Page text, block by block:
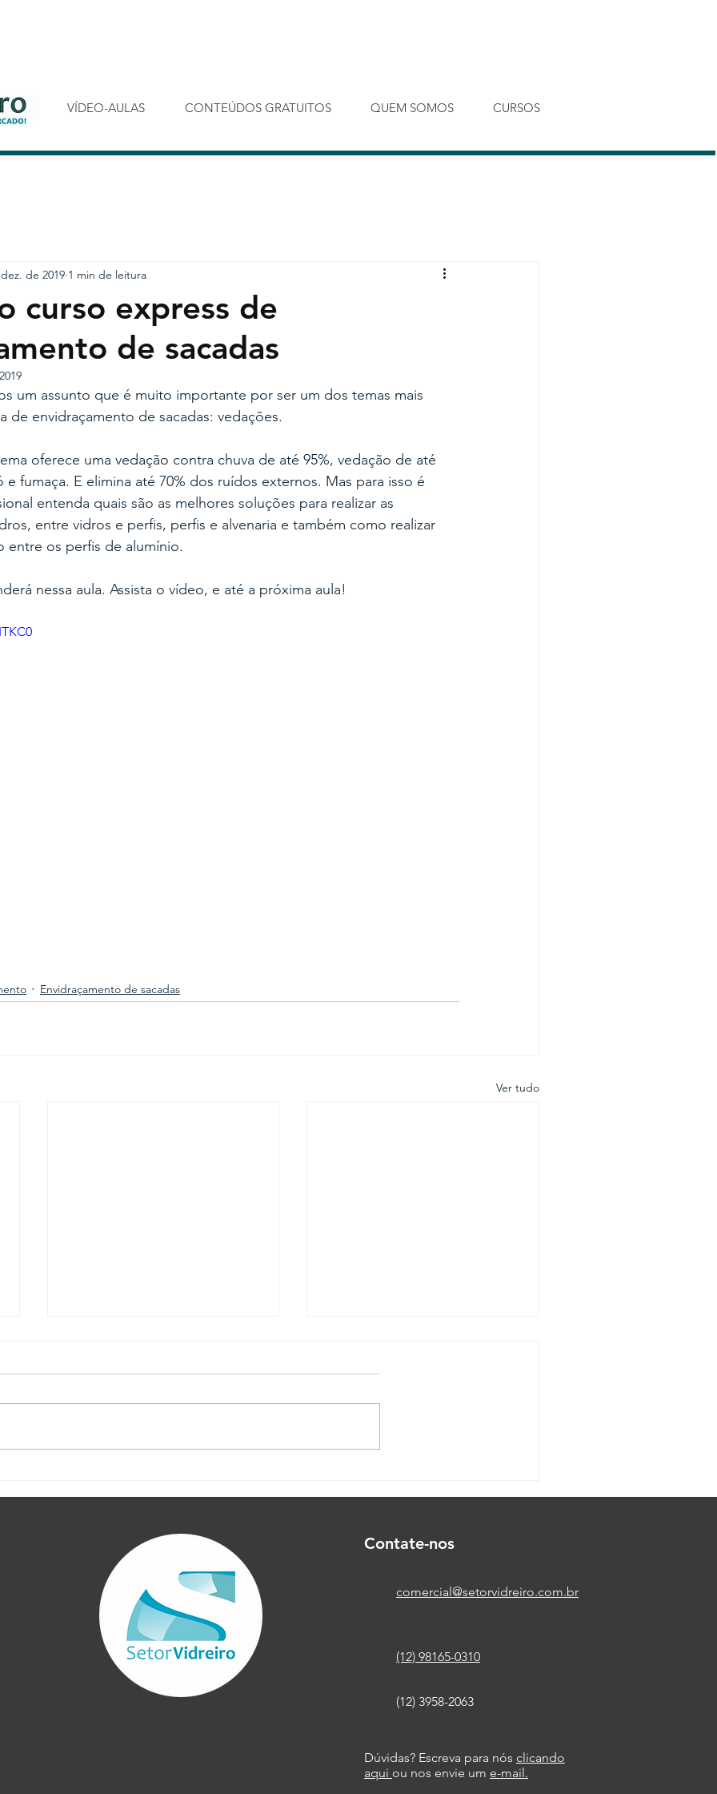
VÍDEO-AULAS CONTEÚDOS GRATUITOS QUEM SOMOS CURSOS
curso express de
de sacadas
de 2019 1 min de leitura
um assunto que é muito importante por ser um dos temas mais
de envidraçamento de sacadas: vedações.
oferece uma vedação contra chuva de até 95%, vedação de até
fumaça. E elimina até 70% dos ruídos externos. Mas para isso é
entenda quais são as melhores soluções para realizar as
entre vidros e perfis, perfis e alvenaria e também como realizar
entre os perfis de alumínio.
nessa aula. Assista o vídeo, e até a próxima aula!
Envidraçamento de sacadas
Ver tudo
Envidraçamento de Sacada
envidraçamento de sacadas
Contate-nos
comercial@setorvidreiro.com.br
(12) 98165-0310
(12) 3958-2063
Dúvidas? Escreva para nós clicando
aqui ou nos envie um e-mail.